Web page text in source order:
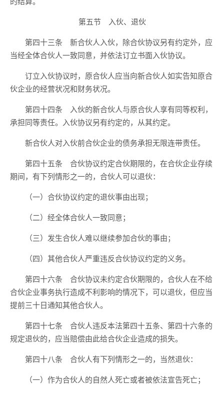
第五节 入伙、退伙
第四十三条 新合伙人入伙，除合伙协议另有约定外，应
当经全体合伙人一致同意，并依法订立书面入伙协议。
订立入伙协议时，原合伙人应当向新合伙人如实告知原合
伙企业的经营状况和财务状况。
第四十四条 入伙的新合伙人与原合伙人享有同等权利，
承担同等责任。入伙协议另有约定的，从其约定。
新合伙人对入伙前合伙企业的债务承担无限连带责任。
第四十五条 合伙协议约定合伙期限的，在合伙企业存续
期间，有下列情形之一的，合伙人可以退伙：
（一）合伙协议约定的退伙事由出现；
（二）经全体合伙人一致同意；
（三）发生合伙人难以继续参加合伙的事由；
（四）其他合伙人严重违反合伙协议约定的义务。
第四十六条 合伙协议未约定合伙期限的，合伙人在不给
合伙企业事务执行造成不利影响的情况下，可以退伙，但应当
提前三十日通知其他合伙人。
第四十七条 合伙人违反本法第四十五条、第四十六条的
规定退伙的，应当赔偿由此给合伙企业造成的损失。
第四十八条 合伙人有下列情形之一的，当然退伙：
（一）作为合伙人的自然人死亡或者被依法宣告死亡；